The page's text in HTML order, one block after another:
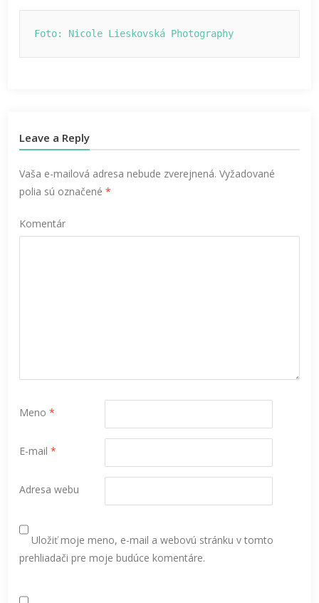
Foto: Nicole Lieskovská Photography
Leave a Reply
Vaša e-mailová adresa nebude zverejnená. Vyžadované
polia sú označené*
Komentár
Meno*
E-mail*
Adresa webu
Uložiť moje meno, e-mail a webovú stránku v tomto
prehliadači pre moje budúce komentáre.